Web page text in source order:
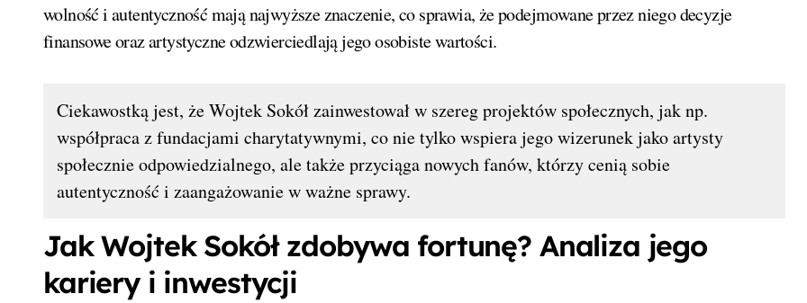
wolność i autentyczność mają najwyższe znaczenie, co sprawia, że podejmowane przez niego decyzje
finansowe oraz artystyczne odzwierciedlają jego osobiste wartości.
Ciekawostką jest, że Wojtek Sokół zainwestował w szereg projektów społecznych, jak np.
współpraca z fundacjami charytatywnymi, co nie tylko wspiera jego wizerunek jako artysty
społecznie odpowiedzialnego, ale także przyciąga nowych fanów, którzy cenią sobie
autentyczność i zaangażowanie w ważne sprawy.
Jak Wojtek Sokół zdobywa fortunę? Analiza jego
kariery i inwestycji